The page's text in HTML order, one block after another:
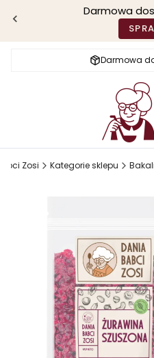
Darmowa
Darmowa
Zosi Kategorie sklepu